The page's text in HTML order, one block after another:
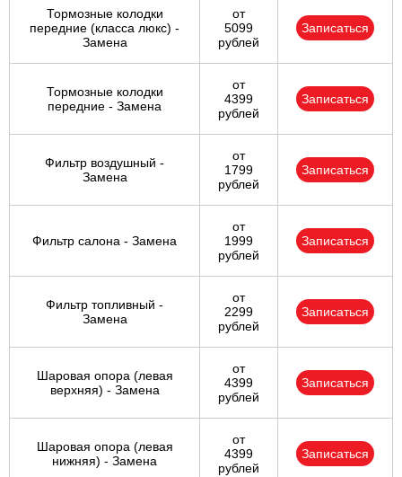
Тормозные колодки
передние (класса люкс) -
Замена
от
5099
рублей
Записаться
Тормозные колодки
передние - Замена
от
4399
рублей
Записаться
Фильтр воздушный -
Замена
от
1799
рублей
Записаться
Фильтр салона - Замена
от
1999
рублей
Записаться
Фильтр топливный -
Замена
от
2299
рублей
Записаться
Шаровая опора (левая
верхняя) - Замена
от
4399
рублей
Записаться
Шаровая опора (левая
нижняя) - Замена
от
4399
рублей
Записаться